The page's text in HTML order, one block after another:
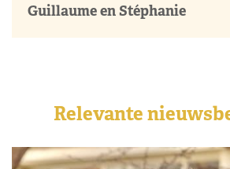
Guillaume en Stéphanie
Relevante